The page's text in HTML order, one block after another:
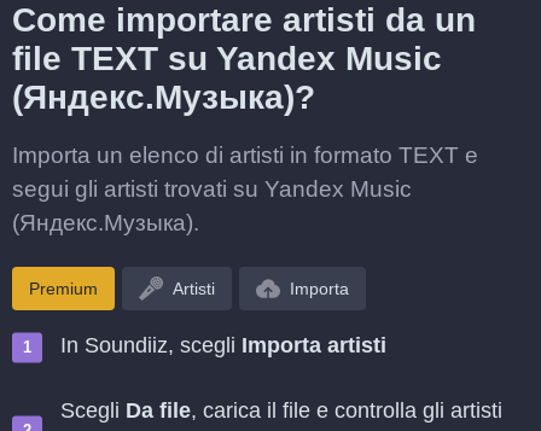
Come importare artisti da un
file TEXT su Yandex Music
(Яндекс.Музыка)?
Importa un elenco di artisti in formato TEXT e
segui gli artisti trovati su Yandex Music
(Яндекс.Музыка).
Premium Artisti Importa
In Soundiiz, scegli Importa artisti
Scegli Da file, carica il file e controlla gli artisti